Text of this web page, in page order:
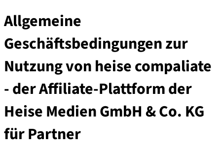
Allgemeine
Geschäftsbedingungen zur
Nutzung von heise compaliate
- der Affiliate-Plattform der
Heise Medien GmbH & Co. KG
für Partner